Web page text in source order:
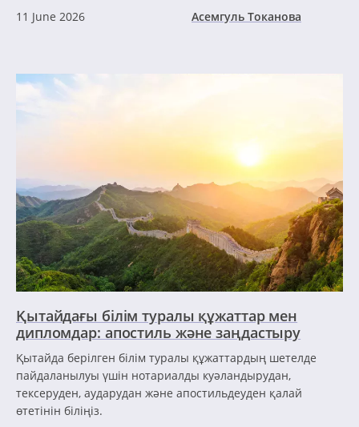
11 June 2026 Асемгуль Токанова
Қытайдағы білім туралы құжаттар мен
дипломдар: апостиль және заңдастыру
Қытайда берілген білім туралы құжаттардың шетелде
пайдаланылуы үшін нотариалды куәландырудан,
тексеруден, аударудан және апостильдеуден қалай
өтетінін біліңіз.